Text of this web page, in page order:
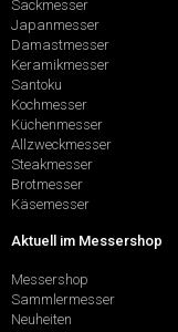
Sackmesser
Japanmesser
Damastmesser
Keramikmesser
Santoku
Kochmesser
Küchenmesser
Allzweckmesser
Steakmesser
Brotmesser
Käsemesser
Aktuell im Messershop
Messershop
Sammlermesser
Neuheiten